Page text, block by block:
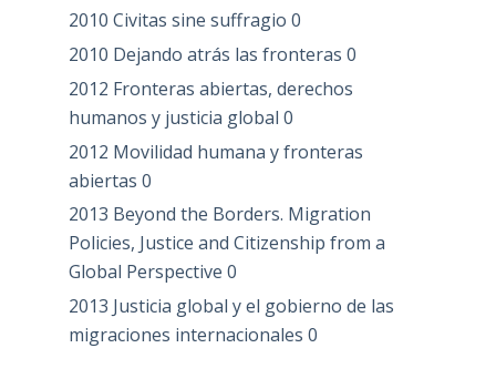
2010 Civitas sine suffragio 0
2010 Dejando atrás las fronteras 0
2012 Fronteras abiertas, derechos
humanos y justicia global 0
2012 Movilidad humana y fronteras
abiertas 0
2013 Beyond the Borders. Migration
Policies, Justice and Citizenship from a
Global Perspective 0
2013 Justicia global y el gobierno de las
migraciones internacionales 0